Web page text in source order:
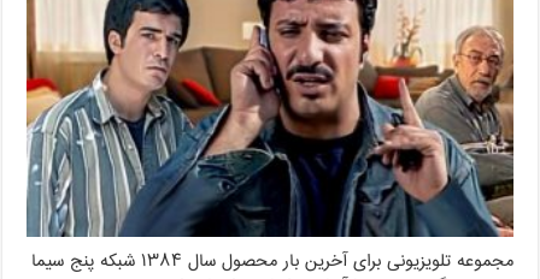
مجموعه تلویزیونی برای آخرین بار محصول سال ۱۳۸۴ شبکه پنج سیما